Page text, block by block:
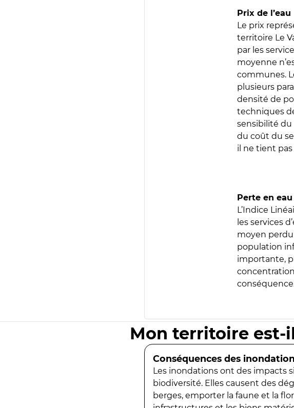
Prix de l’eau
Le prix
territoire Le
par les
moyenne
communes.
plusieurs
densité de
techniques
sensibilité du
du coût du
il ne tient
Perte en
L’Indice
les services
moyen perdu
population
importante,
Mon territoire est-
Conséquences des
Les inondations ont des impacts
biodiversité. Elles causent des
berges, emporter la faune et la